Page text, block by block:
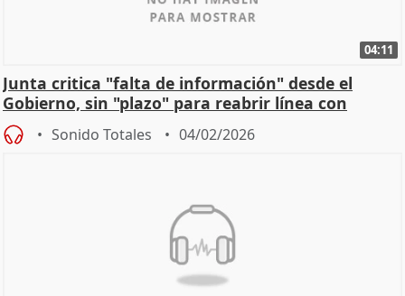
04:11
Junta critica "falta de información" desde el
Gobierno, sin "plazo" para reabrir línea con
Madrid
Sonido Totales 04/02/2026